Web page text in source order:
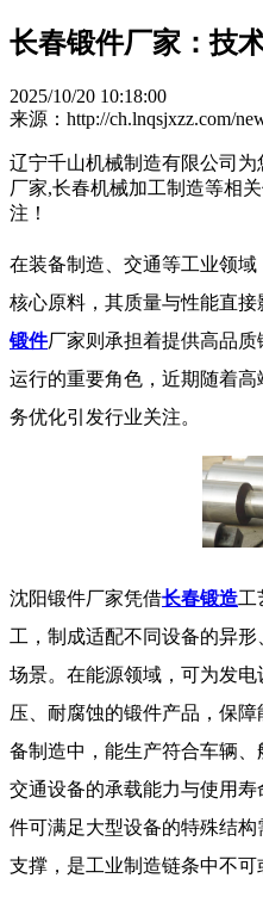
长春锻件厂家：技
2025/10/20 10:18:00
来源：http://ch.lnqsjxzz.com/
辽宁千山机械制造有限公司为
厂家,长春机械加工制造等相
注！
在装备制造、交通等工业领域
核心原料，其质量与性能直
锻件厂家则承担着提供高品
运行的重要角色，近期随着
务优化引发行业关注。​
沈阳锻件厂家凭借长春锻造工
工，制成适配不同设备的异
场景。在能源领域，可为发
压、耐腐蚀的锻件产品，保
备制造中，能生产符合车辆
交通设备的承载能力与使用
件可满足大型设备的特殊结
支撑，是工业制造链条中不可